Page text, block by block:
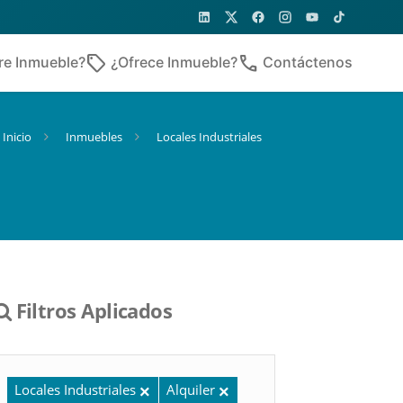
Inmueble?sell ¿Ofrece Inmueble?phone Contáctenos
Inicio Inmuebles Locales Industriales
Filtros Aplicados
Locales Industriales Alquiler